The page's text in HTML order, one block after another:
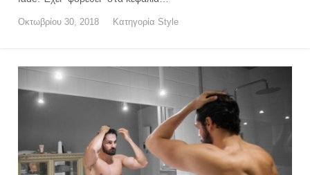
Οκτωβρίου 30, 2018 Κατηγορία Style